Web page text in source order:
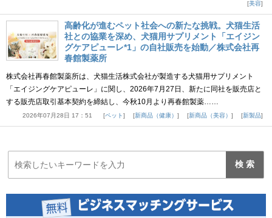
美容
高齢化が進むペット社会への新たな挑戦。犬猫生活
社との協業を深め、犬猫用サプリメント「エイジン
グケアピューレ*1」の自社販売を始動／株式会社再
春館製薬所
株式会社再春館製薬所は、犬猫生活株式会社が製造する犬猫用サプリメント
「エイジングケアピューレ」に関し、2026年7月27日、新たに同社を販売店と
する販売店取引基本契約を締結し、今秋10月より再春館製薬……
2026年07月28日 17：51 ペット 新商品（健康） 新商品（美容） 新製品